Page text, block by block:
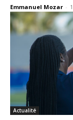
Emmanuel Mozar -
Actualité